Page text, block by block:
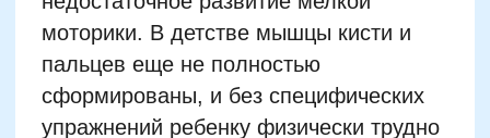
непросто долго концентрироваться на
монотонной активности, если их нервная